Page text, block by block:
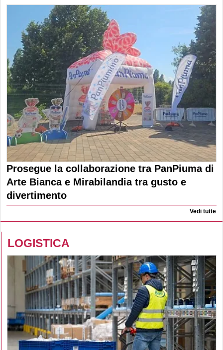
Prosegue la collaborazione tra PanPiuma di
Arte Bianca e Mirabilandia tra gusto e
divertimento
Vedi tutte
LOGISTICA